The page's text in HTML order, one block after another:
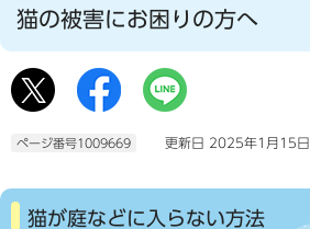
猫の被害にお困りの方へ
ページ番号1009669 更新日 2025年1月15日
猫が庭などに入らない方法